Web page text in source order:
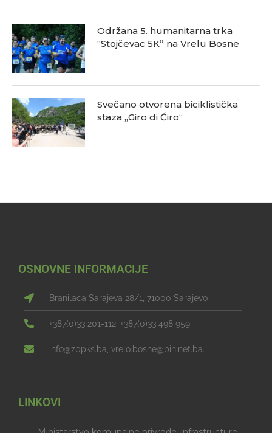
Održana 5. humanitarna trka
“Stojčevac 5K” na Vrelu Bosne
Svečano otvorena biciklistička
staza „Giro di Ćiro“
OSNOVNE INFORMACIJE
Branilaca Sarajeva 28/1, 71000 Sarajevo
+387(0)33 201-112, +387(0)33 498 959
info@zppks.ba, vrelo.bosne@bih.net.ba.
LINKOVI